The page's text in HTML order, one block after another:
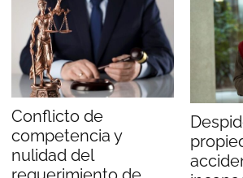
Conflicto de
competencia y
nulidad del